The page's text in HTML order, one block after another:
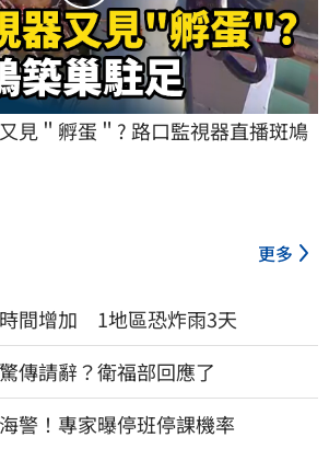
又見＂孵蛋＂? 路口監視器直播斑鳩
更多
間增加 1地區恐炸雨3天
傳請辭？衛福部回應了
警！專家曝停班停課機率